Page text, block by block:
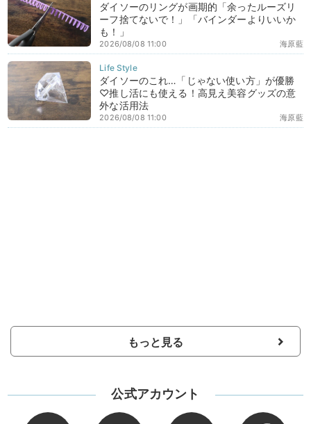
ダイソーのリングが画期的「余ったルーズリ
ーフ捨てないで！」「バインダーよりいいか
も！」
海原藍
2026/08/08 11:00
ダイソーのこれ…「じゃない使い方」が優勝
♡推し活にも使える！高見え美容グッズの意
外な活用法
海原藍
2026/08/08 11:00
もっと見る
公式アカウント